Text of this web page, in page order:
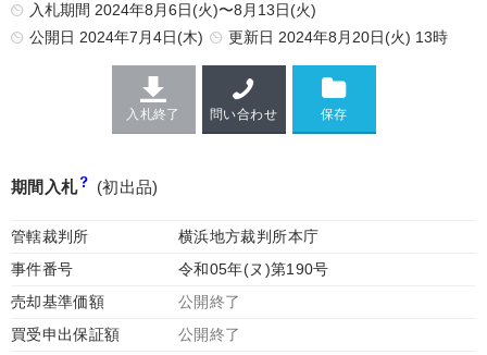
入札期間 2024年8月6日(火)〜8月13日(火)
公開日 2024年7月4日(木) 更新日 2024年8月20日(火) 13時
入札終了 問い合わせ
期間入札 (初出品)
管轄裁判所
横浜地方裁判所本庁
事件番号
令和05年(ヌ)第190号
売却基準価額
公開終了
買受申出保証額
公開終了